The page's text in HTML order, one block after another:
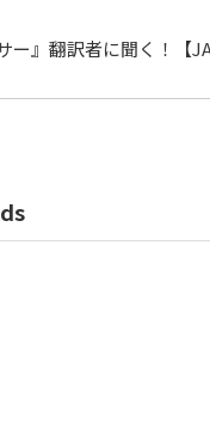
ー』翻訳者に聞く！【